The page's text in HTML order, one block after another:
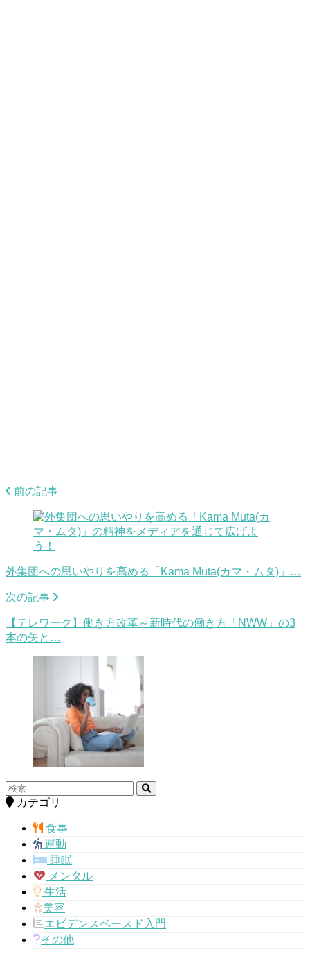
前の記事
外集団への思いやりを高める「Kama Muta(カマ・ムタ)」…
次の記事
【テレワーク】働き方改革～新時代の働き方「NWW」の3
本の矢と…
カテゴリ
食事
運動
睡眠
メンタル
生活
美容
エビデンスベースド入門
その他